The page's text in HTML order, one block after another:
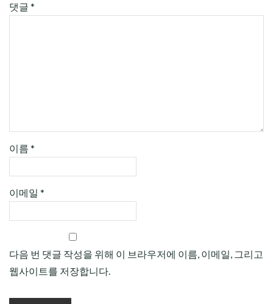
댓글 *
이름 *
이메일 *
다음 번 댓글 작성을 위해 이 브라우저에 이름, 이메일, 그리고
웹사이트를 저장합니다.